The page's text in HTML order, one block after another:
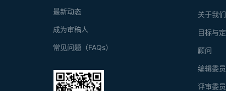
关于我们
目标与
顾问
编辑委
评审委
最新动态
成为审稿人
常见问题（FAQs）